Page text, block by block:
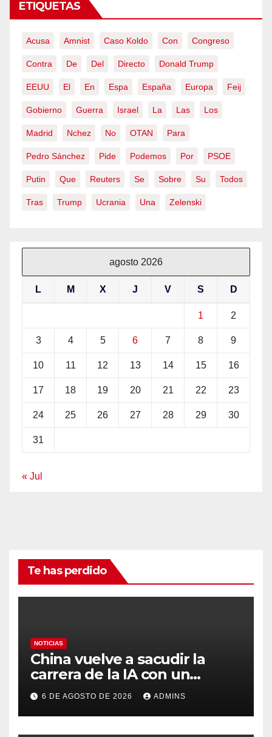
ETIQUETAS
Acusa Amnist Caso Koldo Con Congreso
Contra De Del Directo Donald Trump
EEUU El En Espa España Europa Feij
Gobierno Guerra Israel La Las Los
Madrid Nchez No OTAN Para
Pedro Sánchez Pide Podemos Por PSOE
Putin Que Reuters Se Sobre Su Todos
Tras Trump Ucrania Una Zelenski
agosto 2026
L M X J V S D
1 2
3 4 5 6 7 8 9
10 11 12 13 14 15 16
17 18 19 20 21 22 23
24 25 26 27 28 29 30
31
« Jul
Te has perdido
NOTICIAS
China vuelve a sacudir la
carrera de la IA con un
modelo capaz de trabajar
durante días sin intervención
humana
6 DE AGOSTO DE 2026 ADMINS